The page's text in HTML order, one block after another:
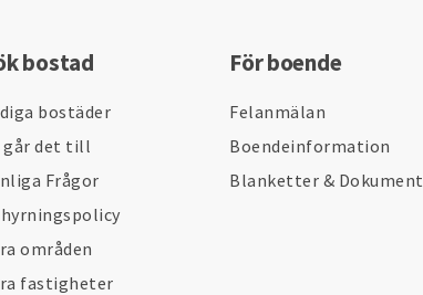
bostad
bostäder
går det till
Frågor
områden
fastigheter
För boende
Felanmälan
Boendeinformation
Blanketter & Dokument